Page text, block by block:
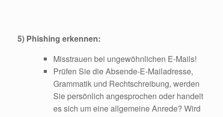
5) Phishing erkennen:
Misstrauen bei ungewöhnlichen E-Mails!
Prüfen Sie die Absende-E-Mailadresse,
Grammatik und Rechtschreibung, werden
Sie persönlich angesprochen oder handelt
es sich um eine allgemeine Anrede? Wird